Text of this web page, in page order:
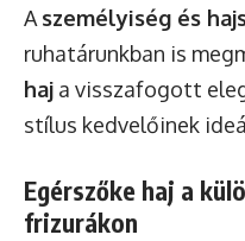
Aszemélyiség és
ruhatárunkban is
haj a visszafogott
stílus kedvelőinek
Egérszőke haj a
frizurákon